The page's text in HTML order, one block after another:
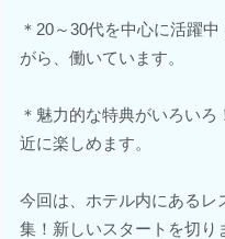
＊20～30代を中心に活躍
がら、働いています。
＊魅力的な特典がいろい
近に楽しめます。
今回は、ホテル内にあるレ
集！新しいスタートを切り